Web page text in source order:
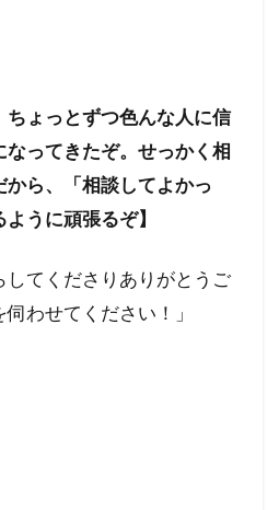
ちょっとずつ色んな人に信
なってきたぞ。せっかく相
ら、「相談してよかっ
うに頑張るぞ】
してくださりありがとうご
わせてください！」